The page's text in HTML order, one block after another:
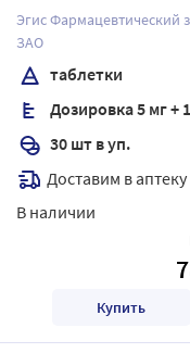
Эгис Фармацевтический
ЗАО
таблетки
Дозировка 5 мг +
30 шт в уп.
Доставим в аптеку
В наличии
Купить